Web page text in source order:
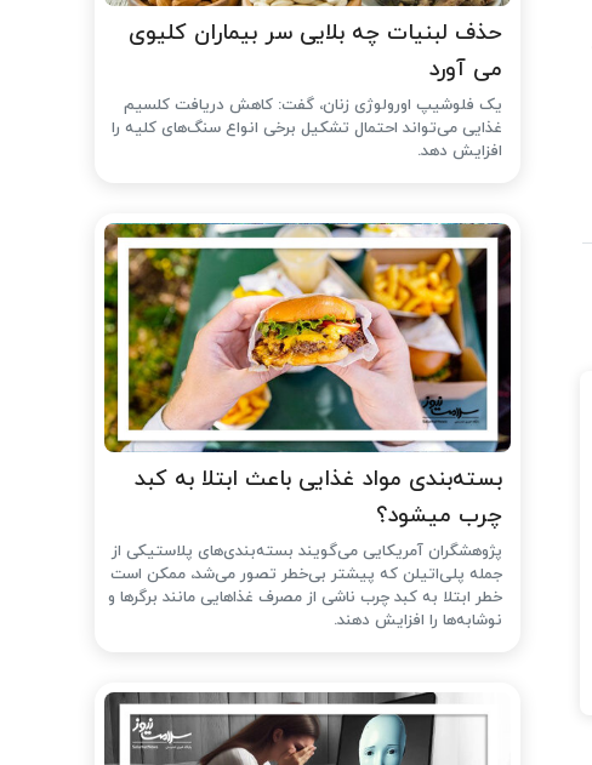
حذف لبنیات چه بلایی سر بیماران کلیوی
می آورد
یک فلوشیپ اورولوژی زنان، گفت: کاهش دریافت کلسیم
غذایی می‌تواند احتمال تشکیل برخی انواع سنگ‌های کلیه را
افزایش دهد.
بسته‌بندی مواد غذایی باعث ابتلا به کبد
چرب میشود؟
پژوهشگران آمریکایی می‌گویند بسته‌بندی‌های پلاستیکی از
جمله پلی‌اتیلن که پیشتر بی‌خطر تصور می‌شد، ممکن است
خطر ابتلا به کبد چرب ناشی از مصرف غذاهایی مانند برگرها و
نوشابه‌ها را افزایش دهند.